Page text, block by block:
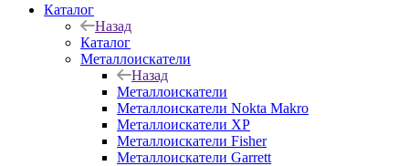
Каталог
Назад
Каталог
Металлоискатели
Назад
Металлоискатели
Металлоискатели Nokta Makro
Металлоискатели XP
Металлоискатели Fisher
Металлоискатели Garrett